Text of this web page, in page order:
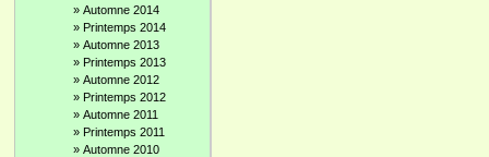
» Automne 2014
» Printemps 2014
» Automne 2013
» Printemps 2013
» Automne 2012
» Printemps 2012
» Automne 2011
» Printemps 2011
» Automne 2010